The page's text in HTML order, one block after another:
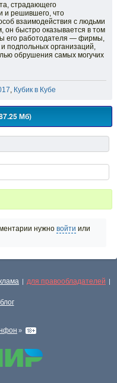
страдающего
и решившего, что
взаимодействия с людьми
он быстро оказывается в том
его работодателя — фирмы,
подпольных организаций,
обрушения самых могучих
, Кубик в Кубе
Мб)
нужно войти или
| для правообладателей |
блог
»